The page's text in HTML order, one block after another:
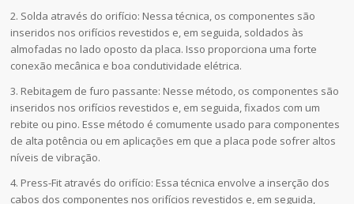
2. Solda através do orifício: Nessa técnica, os componentes são
inseridos nos orifícios revestidos e, em seguida, soldados às
almofadas no lado oposto da placa. Isso proporciona uma forte
conexão mecânica e boa condutividade elétrica.
3. Rebitagem de furo passante: Nesse método, os componentes são
inseridos nos orifícios revestidos e, em seguida, fixados com um
rebite ou pino. Esse método é comumente usado para componentes
de alta potência ou em aplicações em que a placa pode sofrer altos
níveis de vibração.
4. Press-Fit através do orifício: Essa técnica envolve a inserção dos
cabos dos componentes nos orifícios revestidos e, em seguida,